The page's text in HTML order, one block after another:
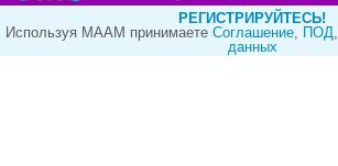
РЕГИСТРИРУЙТЕСЬ!
Используя МААМ принимаете Cоглашение, ПОД,
данных